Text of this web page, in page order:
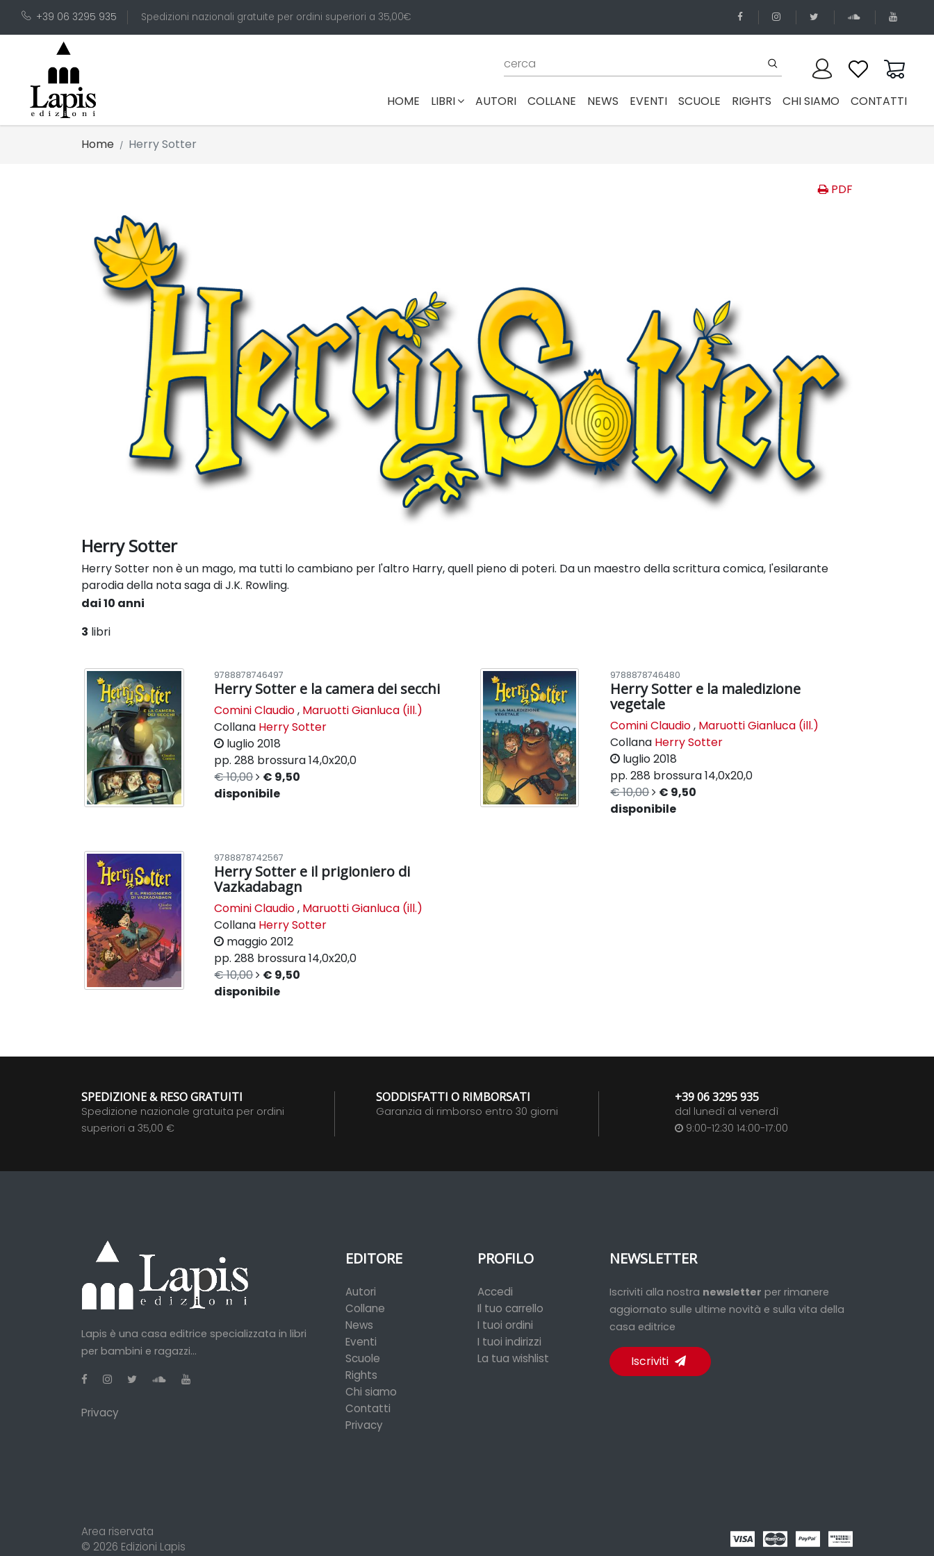
+39 06 3295 935 Spedizioni nazionali gratuite per ordini superiori a 35,00€
HOME (CURRENT)
LIBRI AUTORI COLLANE NEWS EVENTI SCUOLE RIGHTS CHI SIAMO CONTATTI
Home Herry Sotter
PDF
Herry Sotter
Herry Sotter non è un mago, ma tutti lo cambiano per l'altro Harry, quell pieno di poteri. Da un maestro della scrittura comica, l'esilarante
parodia della nota saga di J.K. Rowling.
dai 10 anni
3 libri
9788878746497
Herry Sotter e la camera dei secchi
Comini Claudio, Maruotti Gianluca (ill.)
Collana Herry Sotter
luglio 2018
pp. 288 brossura14,0x20,0
€ 10,00
€ 9,50
disponibile
9788878746480
Herry Sotter e la maledizione
vegetale
Comini Claudio, Maruotti Gianluca (ill.)
Collana Herry Sotter
luglio 2018
pp. 288 brossura14,0x20,0
€ 10,00
€ 9,50
disponibile
9788878742567
Herry Sotter e il prigioniero di
Vazkadabagn
Comini Claudio, Maruotti Gianluca (ill.)
Collana Herry Sotter
maggio 2012
pp. 288 brossura14,0x20,0
€ 10,00
€ 9,50
disponibile
SPEDIZIONE & RESO GRATUITI
Spedizione nazionale gratuita per ordini
superiori a 35,00 €
SODDISFATTI O RIMBORSATI
Garanzia di rimborso entro 30 giorni
+39 06 3295 935
dal lunedì al venerdì
9:00-12:30 14:00-17:00
Lapis è una casa editrice specializzata in libri
per bambini e ragazzi...
Privacy
EDITORE
Autori
Collane
News
Eventi
Scuole
Rights
Chi siamo
Contatti
Privacy
PROFILO
Accedi
Il tuo carrello
I tuoi ordini
I tuoi indirizzi
La tua wishlist
NEWSLETTER
Iscriviti alla nostra newsletter per rimanere
aggiornato sulle ultime novità e sulla vita della
casa editrice
Iscriviti
Area riservata
© 2026 Edizioni Lapis